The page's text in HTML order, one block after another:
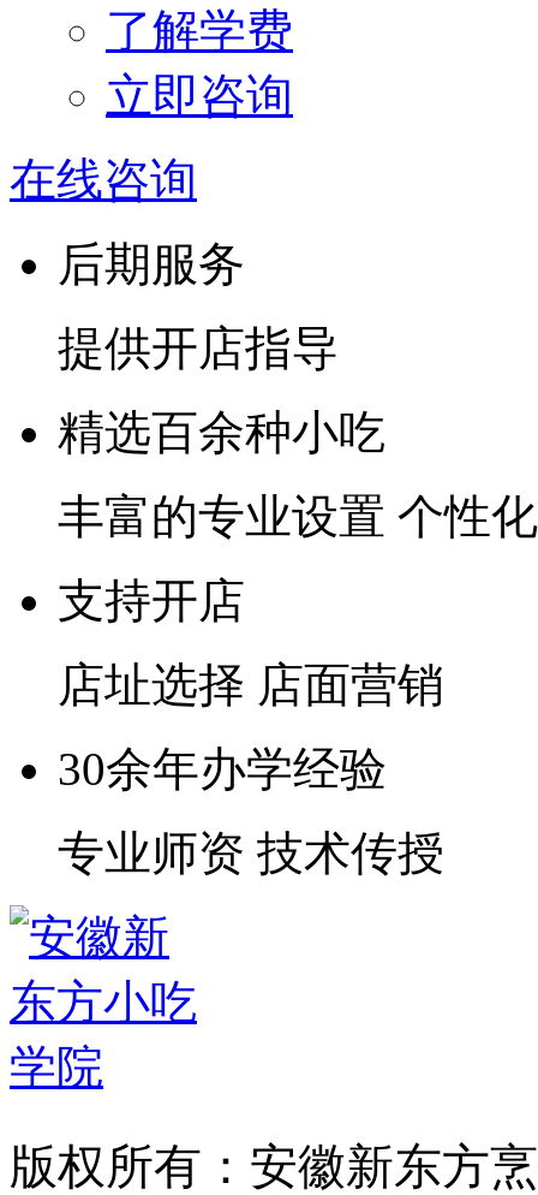
了解学费
立即咨询
在线咨询
后期服务
提供开店指导
精选百余种小吃
丰富的专业设置 个性
支持开店
店址选择 店面营销
30余年办学经验
专业师资 技术传授
版权所有：安徽新东方